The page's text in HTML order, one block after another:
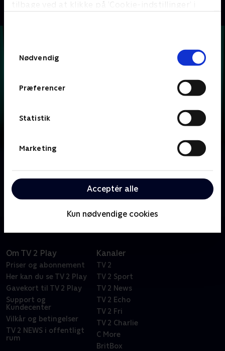
tilbage ved at klikke på ’Cookie-indstillinger’ i
Nødvendig
Præferencer
Statistik
Marketing
Acceptér alle
Kun nødvendige cookies
Lasse Rimmer er vært, når to hold kendte danskere
skal bluffe, gætte, købe og sælge sig igennem en
masse loppefund i håbet om at tjene flest penge.
Om TV 2 Play
Priser og abonnement
Her kan du se TV 2 Play
Gavekort til TV 2 Play
Support og
Kundecenter
Vilkår og betingelser
TV 2 NEWS i offentligt
rum
Kanaler
TV 2
TV 2 Sport
TV 2 News
TV 2 Echo
TV 2 Fri
TV 2 Charlie
C More
BritBox